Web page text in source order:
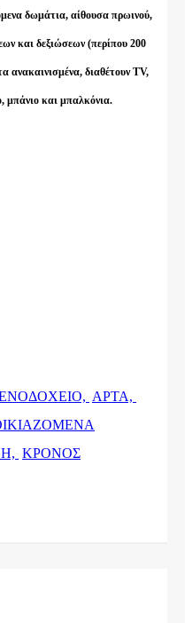
δωμάτια, αίθουσα πρωινού,
και δεξιώσεων (περίπου 200
διαθέτουν TV,
μπάνιο και μπαλκόνια.
ΑΡΤΑ,
ΚΡΟΝΟΣ